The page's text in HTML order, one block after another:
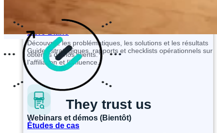
Études de cas
Découvrez les problématiques, les solutions et les résultats
obtenus de nos clients.
Webinars et démos (Bientôt)
Livre Blanc
Guides stratégiques, rapports et checklists opérationnels sur
l’affiliation et l’influence.
Études de cas
They trust us